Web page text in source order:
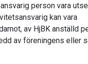
person vara
kan vara
av HjBK anställd
av föreningens eller